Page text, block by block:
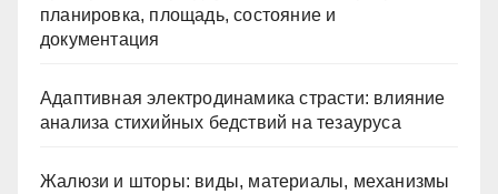
планировка, площадь, состояние и
документация
Адаптивная электродинамика страсти: влияние
анализа стихийных бедствий на тезауруса
Жалюзи и шторы: виды, материалы, механизмы